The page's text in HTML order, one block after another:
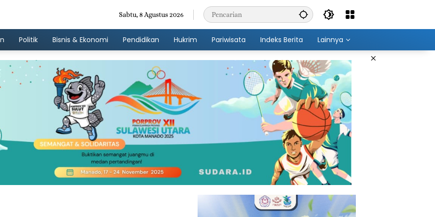
Sabtu, 8 Agustus 2026
Politik Bisnis & Ekonomi Pendidikan Hukrim Pariwisata Indeks Berita Lainnya
×